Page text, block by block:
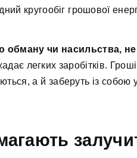
кругообіг грошової
обману чи насильства,
легких заробітків.
а й заберуть із собою